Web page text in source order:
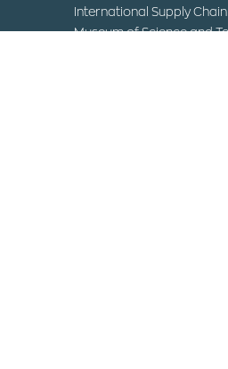
International Supply
Museum of Science and